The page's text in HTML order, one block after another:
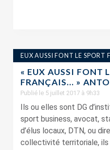
EUX AUSSI FONT LE SPORT
« EUX AUSSI FONT
FRANÇAIS… »
Publié le 5 juillet 2017 à 9h33
Ils ou elles sont DG
sport business, avocat,
d’élus locaux, DTN, ou
collectivité territoriale, ils